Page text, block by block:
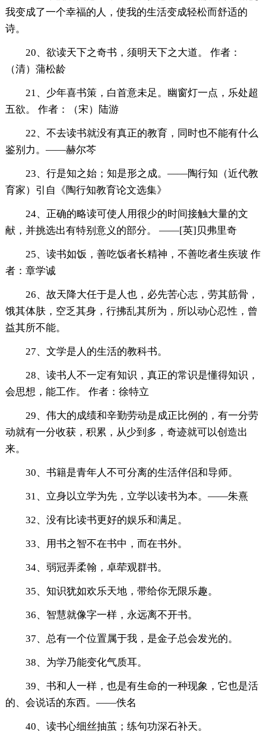
我变成了一个幸福的人，使我的生活变成轻松而舒适的
诗。
20、欲读天下之奇书，须明天下之大道。 作者：
（清）蒲松龄
21、少年喜书策，白首意未足。幽窗灯一点，乐处超
五欲。 作者：（宋）陆游
22、不去读书就没有真正的教育，同时也不能有什么
鉴别力。——赫尔芩
23、行是知之始；知是形之成。——陶行知（近代教
育家）引自《陶行知教育论文选集》
24、正确的略读可使人用很少的时间接触大量的文
献，并挑选出有特别意义的部分。 ——[英]贝弗里奇
25、读书如饭，善吃饭者长精神，不善吃者生疾玻 作
者：章学诚
26、故天降大任于是人也，必先苦心志，劳其筋骨，
饿其体肤，空乏其身，行拂乱其所为，所以动心忍性，曾
益其所不能。
27、文学是人的生活的教科书。
28、读书人不一定有知识，真正的常识是懂得知识，
会思想，能工作。 作者：徐特立
29、伟大的成绩和辛勤劳动是成正比例的，有一分劳
动就有一分收获，积累，从少到多，奇迹就可以创造出
来。
30、书籍是青年人不可分离的生活伴侣和导师。
31、立身以立学为先，立学以读书为本。——朱熹
32、没有比读书更好的娱乐和满足。
33、用书之智不在书中，而在书外。
34、弱冠弄柔翰，卓荦观群书。
35、知识犹如欢乐天地，带给你无限乐趣。
36、智慧就像字一样，永远离不开书。
37、总有一个位置属于我，是金子总会发光的。
38、为学乃能变化气质耳。
39、书和人一样，也是有生命的一种现象，它也是活
的、会说话的东西。——佚名
40、读书心细丝抽茧；练句功深石补天。